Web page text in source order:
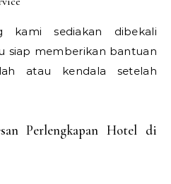
kami sediakan dibekali
siap memberikan bantuan
atau kendala setelah
Perlengkapan Hotel di